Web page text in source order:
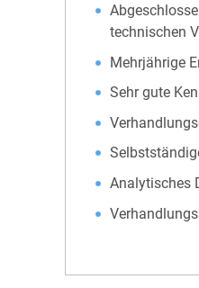
technischen
Mehrjährige
Sehr gute
Analytisches